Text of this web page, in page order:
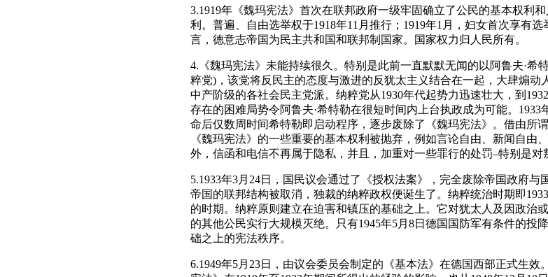
3.1919年《魏玛宪法》首次在联邦政府一级牢固确立了公民的基本权利
利。普遍、自由选举权于1918年11月推行；1919年1月，妇女首次享有
言，德意志帝国为民主共和国和联邦制国家。国家权力归人民所有。
4.《魏玛宪法》未能持续很久。特别是此前一直默默无闻的以阿鲁夫·希
粹党)，该党将反民主的态度与激进的反犹太主义结合在一起，大肆煽动
中产阶级的各社会民主党派。纳粹党从1930年代起势力迅速壮大，到
存在的困难局势令阿鲁夫·希特勒在很短时间内上台执政成为可能。
命后仅数周时间希特勒即启动程序，逐步废除了《魏玛宪法》。借由所
《魏玛宪法》的一些重要的基本权利被抛弃，例如言论自由、新闻自由
外，信函和电信不再属于隐私，并且，加重对一些罪行的处罚–特别是对
5.1933年3月24日，国民议会通过了《授权法案》，完全废除帝国政府
帝国的联邦结构被取消，独裁的纳粹政权便诞生了。纳粹统治时期即
的时期。纳粹原则建立在迫害和镇压的基础之上。它对犹太人及因政治
的其他公民实行大规模灭绝。只有1945年5月8日德国国防军有条件的投
础之上的宪法秩序。
6.1949年5月23日，由议会委员会制定的《基本法》在德国西部正式生